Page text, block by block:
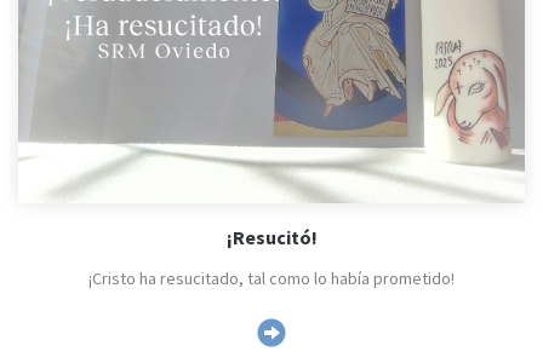
¡Resucitó!
¡Cristo ha resucitado, tal como lo había prometido!